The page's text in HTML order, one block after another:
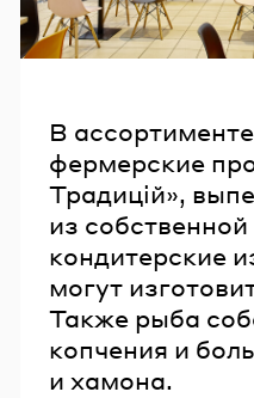
В
фермерские
Традицій»,
из
кондитерские
могут
Также рыба
копчения и
и хамона.